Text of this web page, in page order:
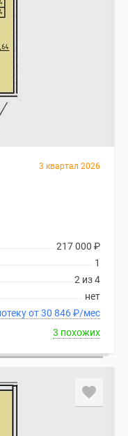
3 квартал 2026
217 000 ₽
1
2 из 4
нет
В ипотеку от 30 846₽/мес
3 похожих